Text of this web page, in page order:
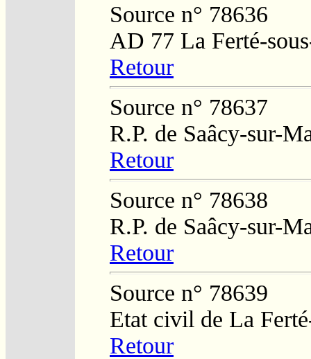
Source n° 78636
AD 77 La Ferté-
Retour
Source n° 78637
R.P. de Saâcy-sur-
Retour
Source n° 78638
R.P. de Saâcy-sur-
Retour
Source n° 78639
Etat civil de La
Retour